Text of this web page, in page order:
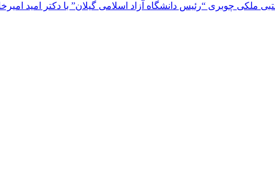
چوبری “رئیس دانشگاه آزاد اسلامی گیلان” با دکتر امید